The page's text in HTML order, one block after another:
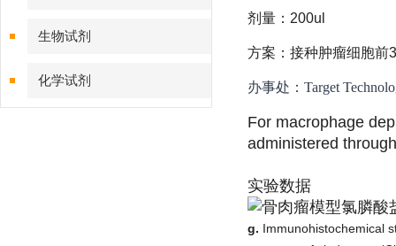
生物试剂
化学试剂
剂量：200ul
方案：接种肿瘤细胞前
办事处：Target
For macrophage
administered
实验数据
g. Immunohistochemical